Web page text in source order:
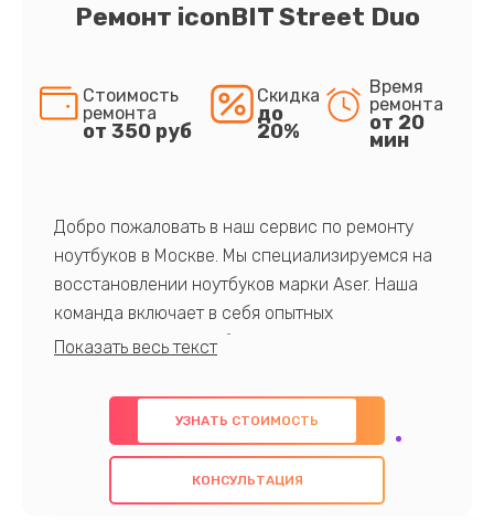
Ремонт iconBIT Street Duo
Стоимость
ремонта
от 350 руб
Скидка
до
20%
Время
ремонта
от 20
мин
Добро пожаловать в наш сервис по ремонту
ноутбуков в Москве. Мы специализируемся на
восстановлении ноутбуков марки Aser. Наша
команда включает в себя опытных
профессионалов с обширными знаниями и
предлагаем быстрый и качественный ремонт с
использованием оригинальных компонентов, а
также гарантируем качество всех
проведенных работ. Наша цель - предоставить
УЗНАТЬ СТОИМОСТЬ
КОНСУЛЬТАЦИЯ